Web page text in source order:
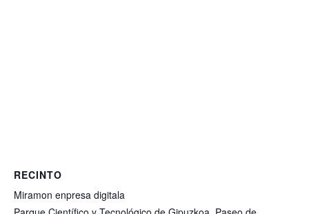
RECINTO
Miramon enpresa digitala